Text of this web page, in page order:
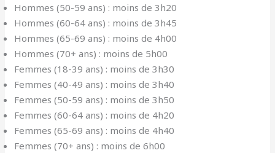
Hommes (50-59 ans) : moins de 3h20
Hommes (60-64 ans) : moins de 3h45
Hommes (65-69 ans) : moins de 4h00
Hommes (70+ ans) : moins de 5h00
Femmes (18-39 ans) : moins de 3h30
Femmes (40-49 ans) : moins de 3h40
Femmes (50-59 ans) : moins de 3h50
Femmes (60-64 ans) : moins de 4h20
Femmes (65-69 ans) : moins de 4h40
Femmes (70+ ans) : moins de 6h00